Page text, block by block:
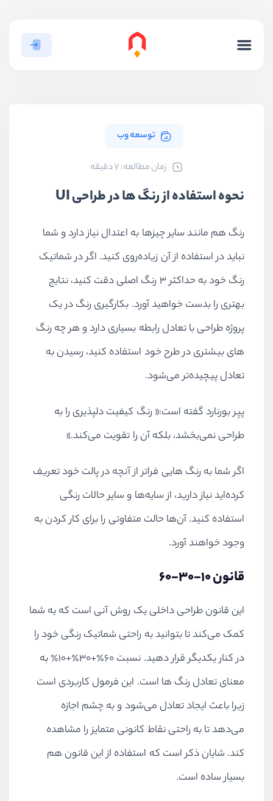
توسعه وب
ﺯﻣﺎﻥ ﻣﻄﺎﻟﻌﻪ: 7 دقیقه
نحوه استفاده از رنگ ها در طراحی UI
رنگ هم مانند سایر چیزها به اعتدال نیاز دارد و شما
نباید در استفاده از آن زیاده‌روی کنید. اگر در شماتیک
رنگ خود به حداکثر ۳ رنگ اصلی دقت کنید، نتایج
بهتری را بدست خواهید آورد. بکارگیری رنگ در یک
پروژه طراحی با تعادل رابطه بسیاری دارد و هر چه رنگ
های بیشتری در طرح خود استفاده کنید، رسیدن به
تعادل پیچیده‌تر می‌شود.
پیِر بورنارد گفته است:« رنگ کیفیت دلپذیری را به
طراحی نمی‌بخشد، بلکه آن را تقویت می‌کند.»
اگر شما به رنگ هایی فراتر از آنچه در پالت خود تعریف
کرده‌اید نیاز دارید، از سایه‌ها و سایر حالات رنگی
استفاده کنید. آن‌ها حالت متفاوتی را برای کار کردن به
وجود خواهند آورد.
قانون ۱۰-۳۰-۶۰
این قانون طراحی داخلی یک روش آنی است که به شما
کمک می‌کند تا بتوانید به راحتی شماتیک رنگی خود را
در کنار یکدیگر قرار دهید. نسبت ۶۰٪+۳۰٪+۱۰٪ به
معنای تعادل رنگ ها است. این فرمول کاربردی است
زیرا باعث ایجاد تعادل می‌شود و به چشم اجازه
می‌دهد تا به راحتی نقاط کانونی متمایز را مشاهده
کند. شایان ذکر است که استفاده از این قانون هم
بسیار ساده است.